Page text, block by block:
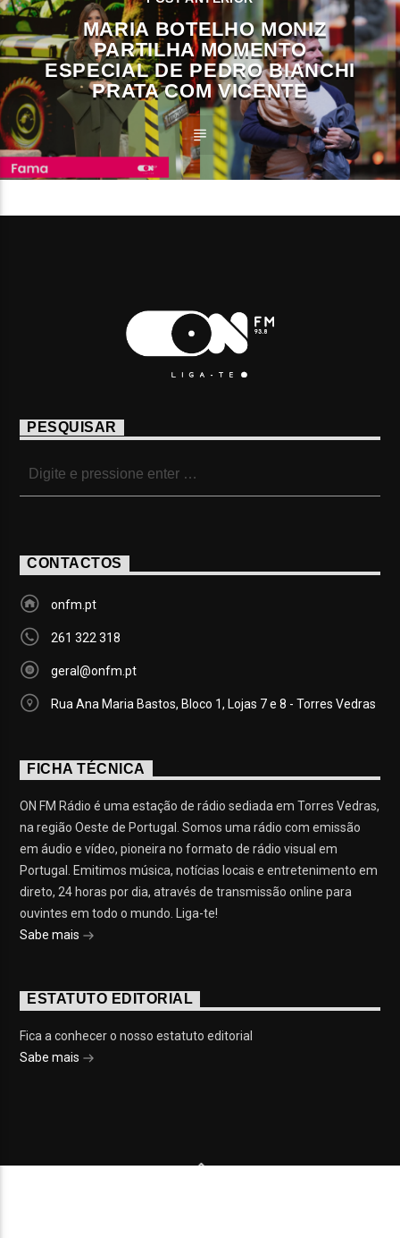
MARIA BOTELHO MONIZ
PARTILHA MOMENTO
ESPECIAL DE PEDRO BIANCHI
PRATA COM VICENTE
PESQUISAR
CONTACTOS
onfm.pt
261 322 318
geral@onfm.pt
Rua Ana Maria Bastos, Bloco 1, Lojas 7 e 8 - Torres Vedras
FICHA TÉCNICA
ON FM Rádio é uma estação de rádio sediada em Torres Vedras,
na região Oeste de Portugal. Somos uma rádio com emissão
em áudio e vídeo, pioneira no formato de rádio visual em
Portugal. Emitimos música, notícias locais e entretenimento em
direto, 24 horas por dia, através de transmissão online para
ouvintes em todo o mundo. Liga-te!
Sabe mais
ESTATUTO EDITORIAL
Fica a conhecer o nosso estatuto editorial
Sabe mais